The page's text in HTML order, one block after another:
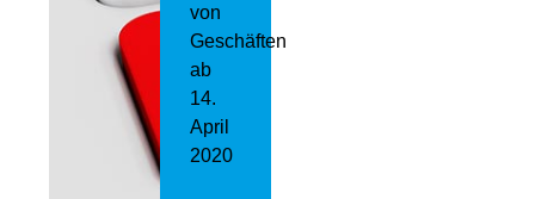
von
Geschäften
ab
14.
April
2020